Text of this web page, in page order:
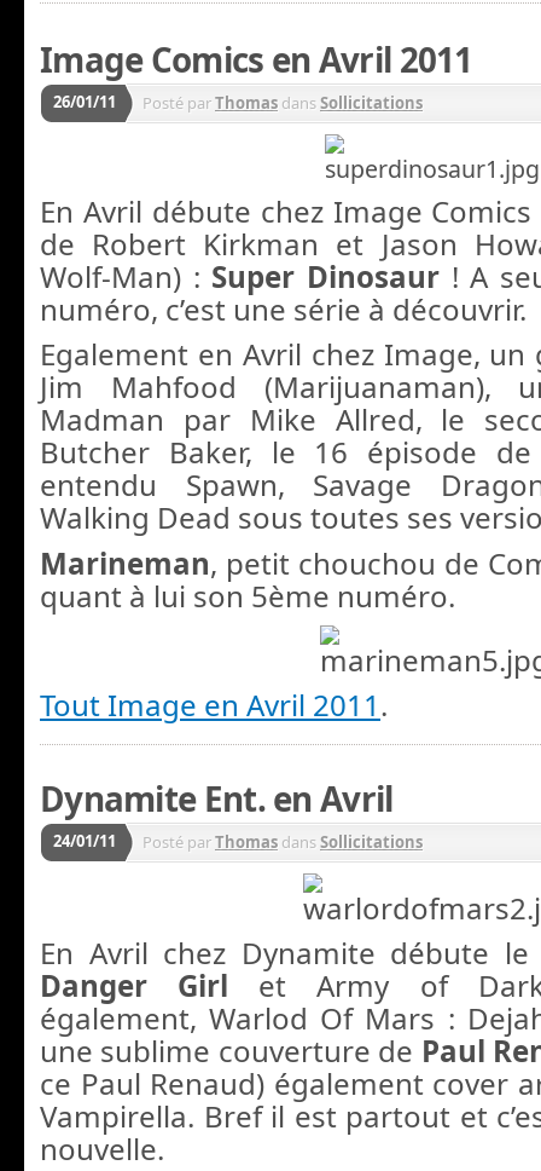
Image Comics en Avril 2011
26/01/11 Posté parThomas dansSollicitations
En Avril débute chez Image
de Robert Kirkman et Jason
Wolf-Man) : Super Dinosaur! A
numéro, c’est une série à découvrir.
Egalement en Avril chez Image,
Jim Mahfood (Marijuanaman),
Madman par Mike Allred, le
Butcher Baker, le 16 épisode
entendu Spawn, Savage
Walking Dead sous toutes ses
Marineman, petit chouchou de
quant à lui son 5ème numéro.
Tout Image en Avril 2011.
Dynamite Ent. en Avril
24/01/11 Posté parThomas dansSollicitations
En Avril chez Dynamite débute
Danger Girl et Army of
également, Warlod Of Mars :
une sublime couverture de Paul
ce Paul Renaud) également cover
Vampirella. Bref il est partout et
nouvelle.